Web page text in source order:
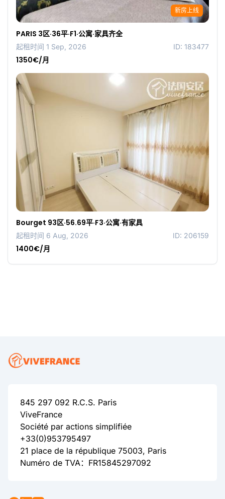
新房上线
PARIS 3区·36平·F1·公寓·家具齐全
起租时间 1 Sep, 2026 ID: 183477
1350€/月
Bourget 93区·56.69平·F3·公寓·有家具
起租时间 6 Aug, 2026 ID: 206159
1400€/月
845 297 092 R.C.S. Paris
ViveFrance
Société par actions simplifiée
+33(0)953795497
21 place de la république 75003, Paris
Numéro de TVA：FR15845297092